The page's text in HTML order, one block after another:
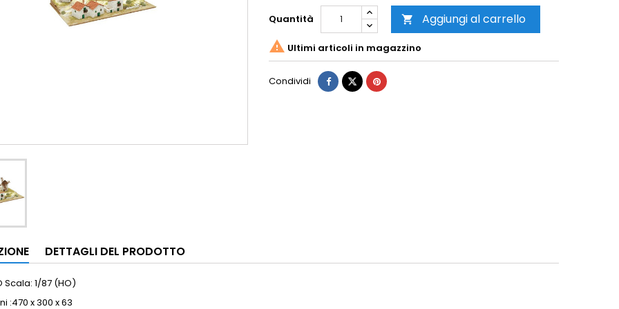
Quantità  Aggiungi al carrello
 Ultimi articoli in magazzino
Condividi
DETTAGLI DEL PRODOTTO
Scala: 1/87 (HO)
:470 x 300 x 63